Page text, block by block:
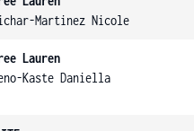
Martinez Nicole
Lauren
Kaste Daniella